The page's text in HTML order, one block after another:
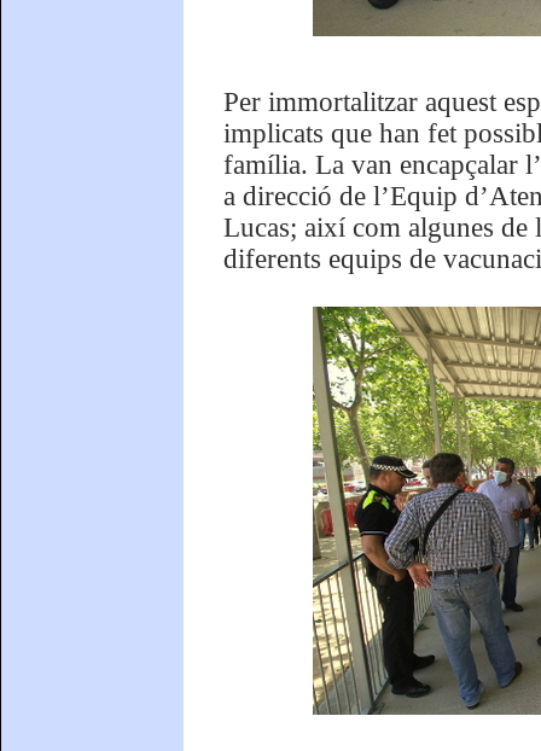
Per immortalitzar aquest
implicats que han fet
família. La van encapçalar
a direcció de l’Equip
Lucas; així com algunes
diferents equips de